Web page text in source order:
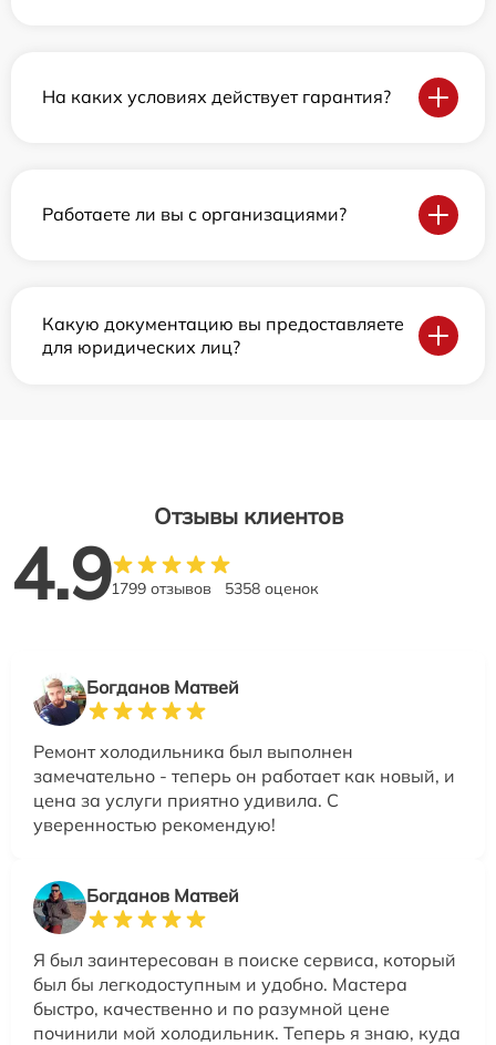
На каких условиях действует гарантия?
Работаете ли вы с организациями?
Какую документацию вы предоставляете
для юридических лиц?
Отзывы клиентов
4.91799 отзывов 5358 оценок
Богданов Матвей
Ремонт холодильника был выполнен
замечательно - теперь он работает как новый, и
цена за услуги приятно удивила. С
уверенностью рекомендую!
Богданов Матвей
Я был заинтересован в поиске сервиса, который
был бы легкодоступным и удобно. Мастера
быстро, качественно и по разумной цене
починили мой холодильник. Теперь я знаю, куда